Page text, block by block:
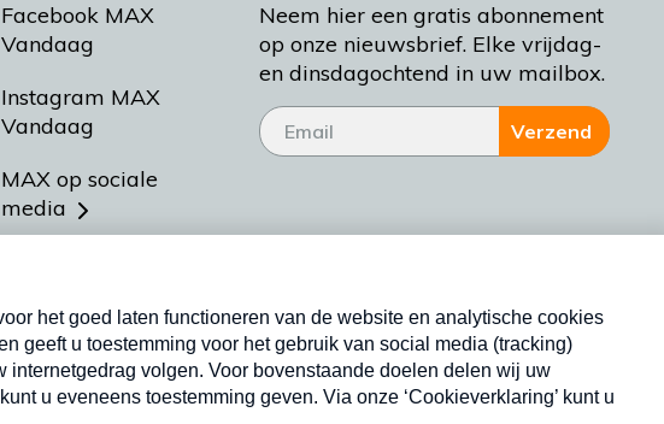
Facebook MAX
Vandaag
Instagram MAX
Vandaag
MAX op sociale
media
Meldpunt Actueel
Heel Holland Bakt
Neem hier een gratis abonnement
op onze nieuwsbrief. Elke vrijdag-
en dinsdagochtend in uw mailbox.
Verzend
Nieuwsbrief
Neem hier een gratis abonnement op onze